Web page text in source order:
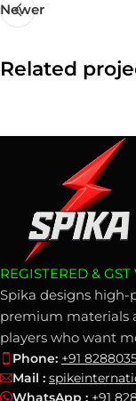
Newer
Related
Suspendisse
REGISTERED &
Spika designs
premium materials
players who want
Phone: +91
Mail :
WhatsApp : +91